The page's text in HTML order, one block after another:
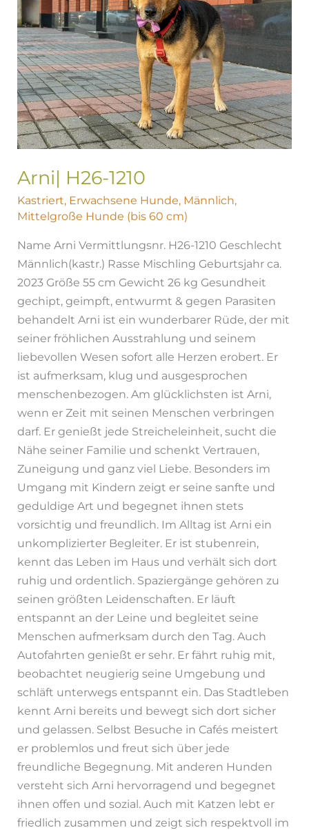
Arni| H26-1210
Kastriert, Erwachsene Hunde, Männlich,
Mittelgroße Hunde (bis 60 cm)
Name Arni Vermittlungsnr. H26-1210 Geschlecht
Männlich(kastr.) Rasse Mischling Geburtsjahr ca.
2023 Größe 55 cm Gewicht 26 kg Gesundheit
gechipt, geimpft, entwurmt & gegen Parasiten
behandelt Arni ist ein wunderbarer Rüde, der mit
seiner fröhlichen Ausstrahlung und seinem
liebevollen Wesen sofort alle Herzen erobert. Er
ist aufmerksam, klug und ausgesprochen
menschenbezogen. Am glücklichsten ist Arni,
wenn er Zeit mit seinen Menschen verbringen
darf. Er genießt jede Streicheleinheit, sucht die
Nähe seiner Familie und schenkt Vertrauen,
Zuneigung und ganz viel Liebe. Besonders im
Umgang mit Kindern zeigt er seine sanfte und
geduldige Art und begegnet ihnen stets
vorsichtig und freundlich. Im Alltag ist Arni ein
unkomplizierter Begleiter. Er ist stubenrein,
kennt das Leben im Haus und verhält sich dort
ruhig und ordentlich. Spaziergänge gehören zu
seinen größten Leidenschaften. Er läuft
entspannt an der Leine und begleitet seine
Menschen aufmerksam durch den Tag. Auch
Autofahrten genießt er sehr. Er fährt ruhig mit,
beobachtet neugierig seine Umgebung und
schläft unterwegs entspannt ein. Das Stadtleben
kennt Arni bereits und bewegt sich dort sicher
und gelassen. Selbst Besuche in Cafés meistert
er problemlos und freut sich über jede
freundliche Begegnung. Mit anderen Hunden
versteht sich Arni hervorragend und begegnet
ihnen offen und sozial. Auch mit Katzen lebt er
friedlich zusammen und zeigt sich respektvoll im